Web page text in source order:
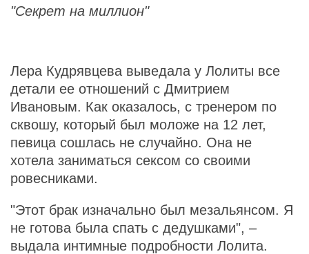
"Секрет на миллион"
Лера Кудрявцева выведала у Лолиты все
детали ее отношений с Дмитрием
Ивановым. Как оказалось, с тренером по
сквошу, который был моложе на 12 лет,
певица сошлась не случайно. Она не
хотела заниматься сексом со своими
ровесниками.
"Этот брак изначально был мезальянсом. Я
не готова была спать с дедушками", –
выдала интимные подробности Лолита.